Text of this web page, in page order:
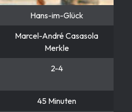
Hans-im-Glück
Marcel-André Casasola
Merkle
2-4
45 Minuten